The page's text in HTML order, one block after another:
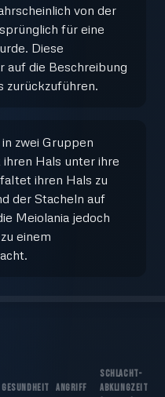
von der
für eine
Diese
auf die Beschreibung
zurückzuführen.
zwei Gruppen
Hals unter ihre
ihren Hals zu
der Stacheln auf
Meiolania jedoch
einem
GESUNDHEIT ANGRIFF
SCHLACHT-
ABKLINGZEIT